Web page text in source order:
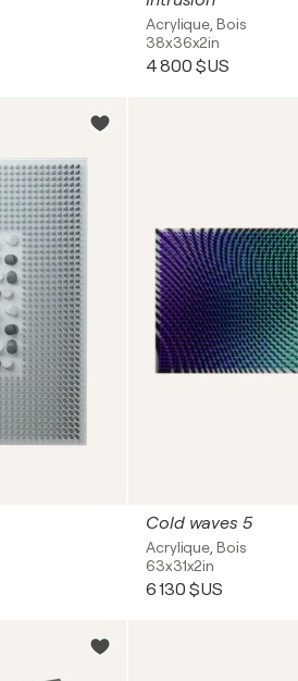
Acrylique, Bois
38x36x2in
4 800 $US
Cold waves 5
Acrylique, Bois
63x31x2in
6 130 $US